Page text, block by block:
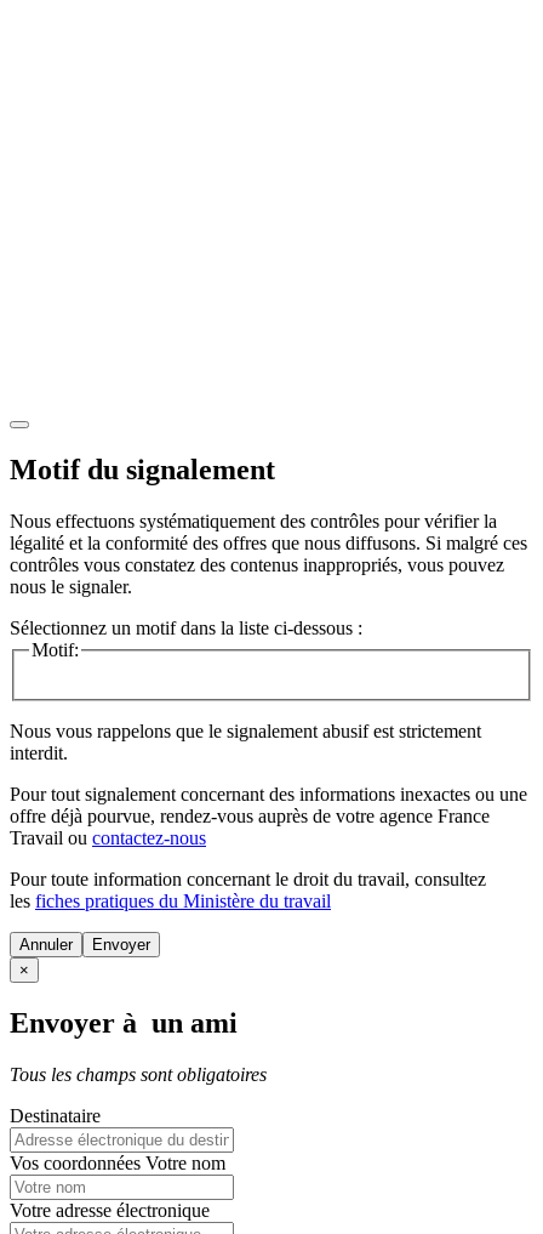
Motif du signalement
Nous effectuons systématiquement des contrôles pour vérifier la
légalité et la conformité des offres que nous diffusons. Si malgré ces
contrôles vous constatez des contenus inappropriés, vous pouvez
nous le signaler.
Sélectionnez un motif dans la liste ci-dessous :
Motif:
Nous vous rappelons que le signalement abusif est strictement
interdit.
Pour tout signalement concernant des informations inexactes ou une
offre déjà pourvue, rendez-vous auprès de votre agence France
Travail ou contactez-nous
Pour toute information concernant le droit du travail, consultez
les fiches pratiques du Ministère du travail
Annuler
×
Envoyer à un ami
Tous les champs sont obligatoires
Destinataire
Vos coordonnées Votre nom
Votre adresse électronique